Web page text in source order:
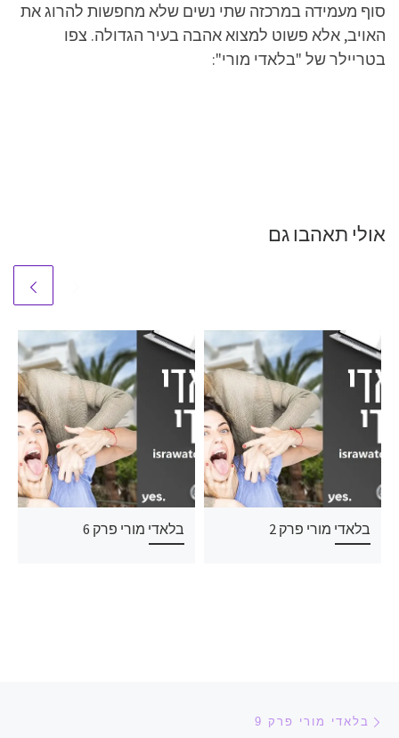
סוף מעמידה במרכזה שתי נשים שלא מחפשות להרוג את
האויב, אלא פשוט למצוא אהבה בעיר הגדולה. צפו
בטריילר של "בלאדי מורי":
אולי תאהבו גם
בלאדי מורי פרק 6 בלאדי מורי פרק 2
ניווט בפוסטים
בלאדי מורי פרק 9